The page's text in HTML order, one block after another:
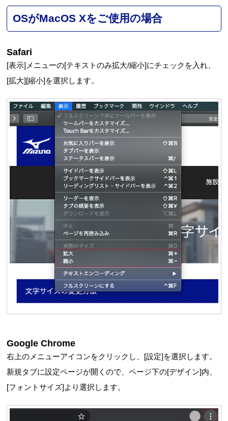
OSがMacOS Xをご使用の場合
Safari
[表示]メニューの[テキストのみ拡大/縮小]にチェックを入れ、
[拡大][縮小]を選択します。
Google Chrome
右上のメニューアイコンをクリックし、[設定]を選択します。
新規タブに設定ページが開くので、ページ下の[デザイン]内、
[フォントサイズ]より選択します。